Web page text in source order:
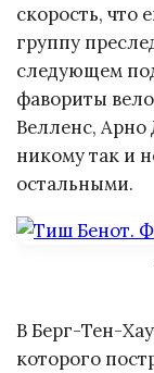
скорость,
группу
следующем
фавориты
Велленс,
никому так и
остальными.
В Берг-Тен-
которого